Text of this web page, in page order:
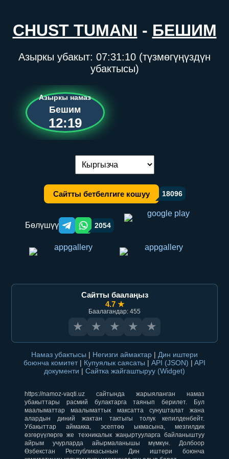
CHUST TUMANI - БЕШИМ
Азыркы убакыт: 07:31:10 (түзмөгүңүздүн
убактысы)
Азыркы намаз
Бешим
12:19
Тилди алмаштыруу:
Сайтты бетбелгиге кошуу 18096
Бөлүшүү Telegram orqali ulashish
WhatsApp orqali ulashish
2054
Сайтты баалаңыз
4.7 ★
Баалагандар: 455
★ ★ ★ ★ ★
Намаз убактысы | Негизги аймактар | Дин иштери
боюнча комитет | Купуялык саясаты | API (JSON) | API
документи | Сайтка жайгаштыруу (Widget)
https://namoz-vaqti.uz сайтында жарыяланган намаз
убакыттары расмий булактарга таянып берилет. Бул
маалыматтар маалыматтык максатта сунушталат жана
алардын диний жактан тактыгы толук кепилденбейт.
Убакыттар аймакка, эсептөө ыкмасына, мезгилдик
өзгөрүүлөргө же техникалык жаңыртууларга байланыштуу
айрым учурларда айырмаланышы мүмкүн. Долбоор
Өзбекстан Республикасынын Дин иштери боюнча